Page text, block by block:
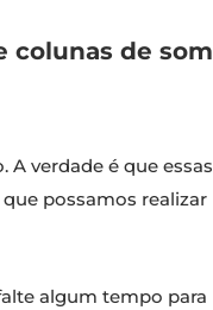
colunas de som
verdade é que essas
possamos realizar
algum tempo para